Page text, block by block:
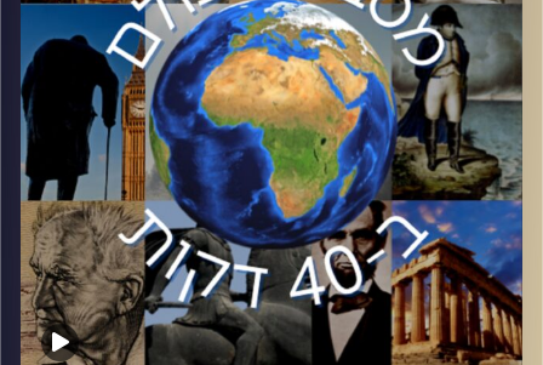
קרדיט תמונות:יוסי מצרי